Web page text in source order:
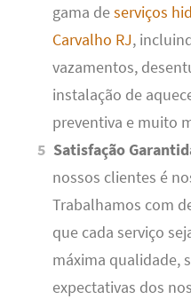
gama deserviços
Carvalho RJ,
vazamentos,
instalação de
preventiva e muito
Satisfação
nossos clientes é
Trabalhamos com
que cada serviço
máxima qualidade,
expectativas dos